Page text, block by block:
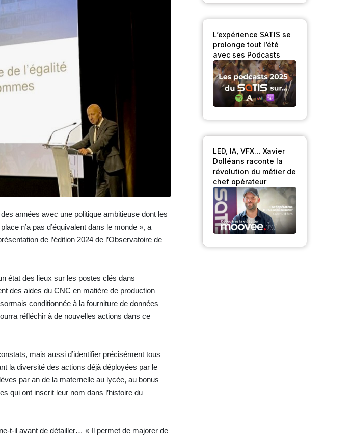
années avec une politique ambitieuse dont les
n’a pas d’équivalent dans le monde », a
de l’édition 2024 de l’Observatoire de
état des lieux sur les postes clés dans
des aides du CNC en matière de production
conditionnée à la fourniture de données
réfléchir à de nouvelles actions dans ce
mais aussi d’identifier précisément tous
la diversité des actions déjà déployées par le
par an de la maternelle au lycée, au bonus
qui ont inscrit leur nom dans l’histoire du
t-il avant de détailler… « Il permet de majorer de
L’expérience SATIS se
prolonge tout l’été
avec ses Podcasts
LED, IA, VFX… Xavier
Dolléans raconte la
révolution du métier de
chef opérateur